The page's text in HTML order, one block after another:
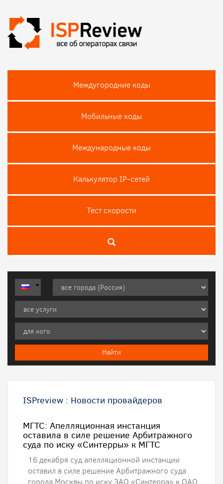
Междугородние коды
Мобильные коды
Международные коды
Калькулятор IP-сетей
Тест скороcти
ISPreview : Новости провайдеров
МГТС: Апелляционная инстанция
оставила в силе решение Арбитражного
суда по иску «Синтерры» к МГТС
16 декабря суд апелляционной инстанции
оставил в силе решение Арбитражного суда
города Москвы по иску ЗАО «Синтерра» к ОАО